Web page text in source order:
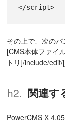
</script>
その上で、次のパ
[CMS本体ファイ
トリ]/include/
関連す
PowerCMS X 4.05